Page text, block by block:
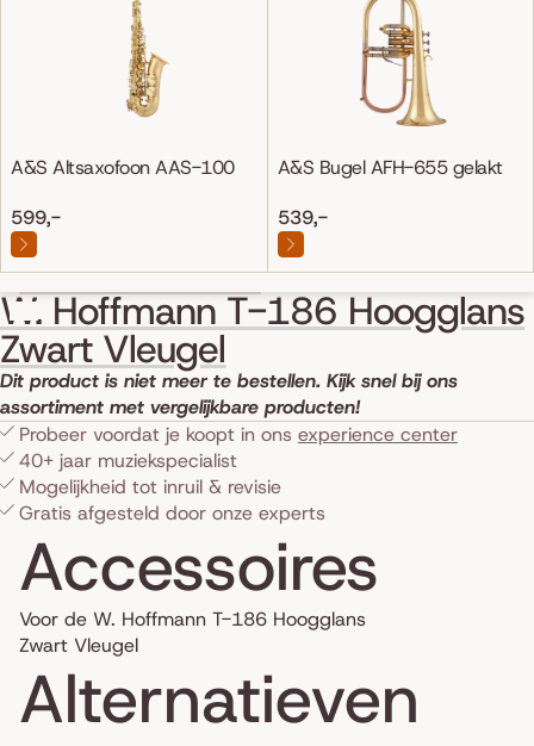
A&S Altsaxofoon AAS-100
599,-
A&S Bugel AFH-655 gelakt
539,-
Skip to product information
W. Hoffmann T-186 Hoogglans
Zwart Vleugel
Dit product is niet meer te bestellen. Kijk snel bij ons
assortiment met vergelijkbare producten!
Probeer voordat je koopt in ons experience center
40+ jaar muziekspecialist
Mogelijkheid tot inruil & revisie
Gratis afgesteld door onze experts
Accessoires
Voor de W. Hoffmann T-186 Hoogglans
Zwart Vleugel
Alternatieven